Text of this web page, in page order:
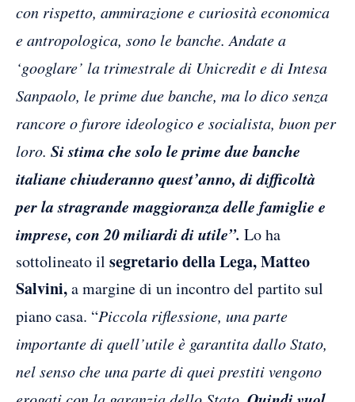
con rispetto, ammirazione e curiosità economica
e antropologica, sono le banche. Andate a
‘googlare’ la trimestrale di Unicredit e di Intesa
Sanpaolo, le prime due banche, ma lo dico senza
rancore o furore ideologico e socialista, buon per
loro. Si stima che solo le prime due banche
italiane chiuderanno quest’anno, di difficoltà
per la stragrande maggioranza delle famiglie e
imprese, con 20 miliardi di utile”. Lo ha
sottolineato il segretario della Lega, Matteo
Salvini,a margine di un incontro del partito sul
piano casa. “Piccola riflessione, una parte
importante di quell’utile è garantita dallo Stato,
nel senso che una parte di quei prestiti vengono